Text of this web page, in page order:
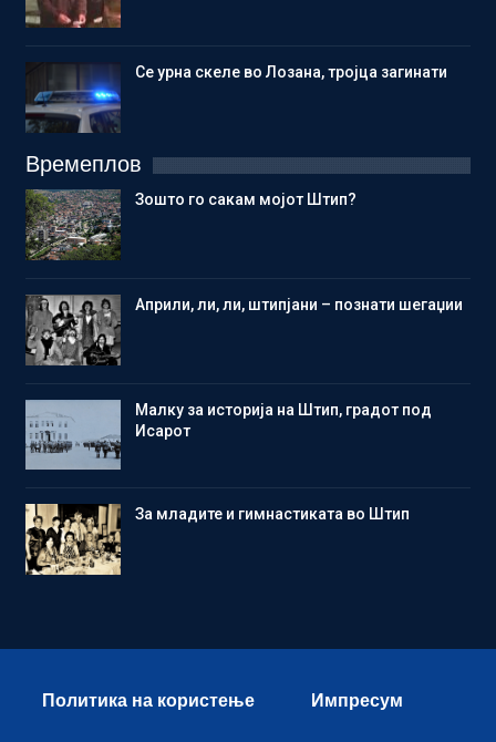
Се урна скеле во Лозана, тројца загинати
Времеплов
Зошто го сакам мојот Штип?
Aприли, ли, ли, штипјани – познати шегаџии
Малку за историја на Штип, градот под
Исарот
Зa младите и гимнастиката во Штип
Политика на користење Импресум